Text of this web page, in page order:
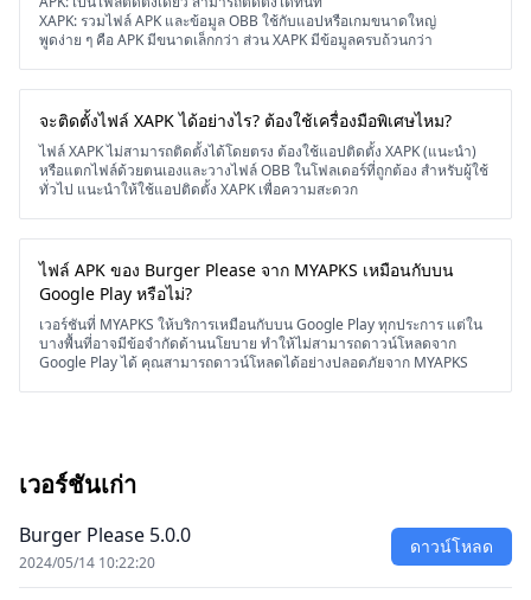
XAPK: รวมไฟล์ APK และข้อมูล OBB ใช้กับแอปหรือเกมขนาดใหญ่
พูดง่าย ๆ คือ APK มีขนาดเล็กกว่า ส่วน XAPK มีข้อมูลครบถ้วนกว่า
จะติดตั้งไฟล์ XAPK ได้อย่างไร? ต้องใช้เครื่องมือพิเศษไหม?
ไฟล์ XAPK ไม่สามารถติดตั้งได้โดยตรง ต้องใช้แอปติดตั้ง XAPK (แนะนำ)
หรือแตกไฟล์ด้วยตนเองและวางไฟล์ OBB ในโฟลเดอร์ที่ถูกต้อง สำหรับผู้ใช้
ทั่วไป แนะนำให้ใช้แอปติดตั้ง XAPK เพื่อความสะดวก
ไฟล์ APK ของ Burger Please จาก MYAPKS เหมือนกับบน
Google Play หรือไม่?
เวอร์ชันที่ MYAPKS ให้บริการเหมือนกับบน Google Play ทุกประการ แต่ใน
บางพื้นที่อาจมีข้อจำกัดด้านนโยบาย ทำให้ไม่สามารถดาวน์โหลดจาก
Google Play ได้ คุณสามารถดาวน์โหลดได้อย่างปลอดภัยจาก MYAPKS
เวอร์ชันเก่า
Burger Please 5.0.0
2024/05/14 10:22:20
ดาวน์โหลด